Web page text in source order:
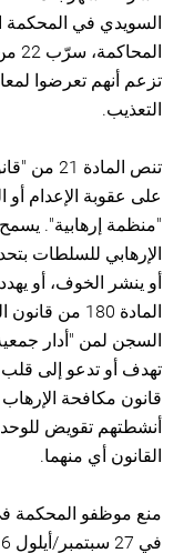
السويدي في المحكمة
تزعم أنهم تعرضوا
التعذيب.
على عقوبة الإعدام
"منظمة إرهابية".
الإرهابي للسلطات
أو ينشر الخوف، أو
السجن لمن "أدار
تهدف أو تدعو إلى
قانون مكافحة الإرهاب
أنشطتهم تقويض
القانون أي منهما.
منع موظفو المحكمة